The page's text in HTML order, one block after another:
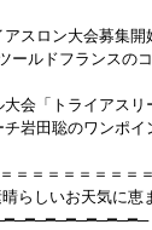
スロン大会募集開
ールドフランスの
会「トライアスリ
チ岩田聡のワンポ
＝＝＝＝＝＝＝＝
らしいお天気に